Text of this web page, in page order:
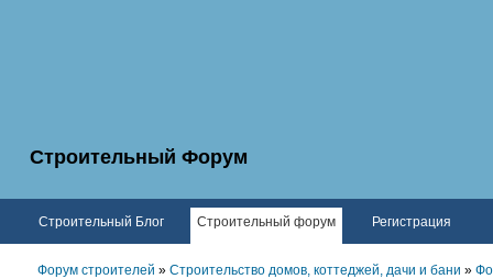
Строительный Форум
Строительный Блог Строительный форум Регистрация
Форум строителей » Строительство домов, коттеджей, дачи и бани »